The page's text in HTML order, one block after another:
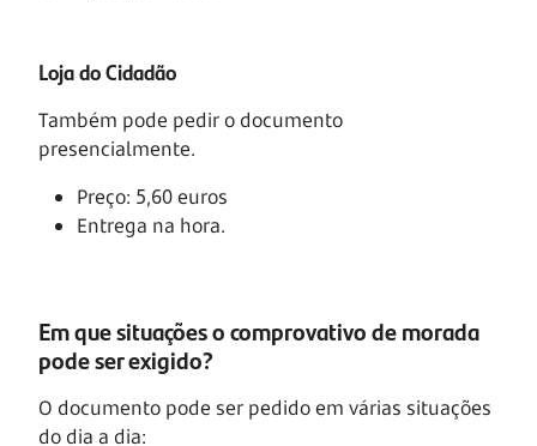
Loja do Cidadão
Também pode pedir o documento
presencialmente.
Preço: 5,60 euros
Entrega na hora.
Em que situações o comprovativo de morada
pode ser exigido?
O documento pode ser pedido em várias situações
do dia a dia: